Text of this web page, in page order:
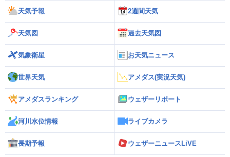
天気予報 2週間天気
天気図 過去天気図
気象衛星 お天気ニュース
世界天気 アメダス(実況天気)
アメダスランキング ウェザーリポート
河川水位情報 ライブカメラ
長期予報 ウェザーニュースLiVE